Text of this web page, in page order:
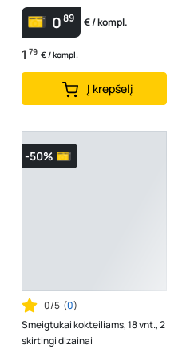
089 € / kompl.
1 79 € / kompl.
Į krepšelį
-50%
0/5 (0)
Smeigtukai kokteiliams, 18 vnt., 2
skirtingi dizainai